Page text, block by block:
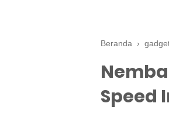
Beranda ›
Speed